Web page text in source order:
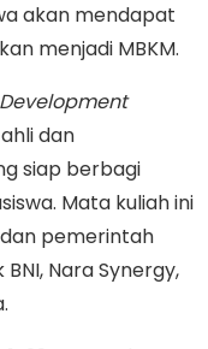
akan mendapat
menjadi MBKM.
dan
siap berbagi
Mata kuliah ini
pemerintah
Nara Synergy,